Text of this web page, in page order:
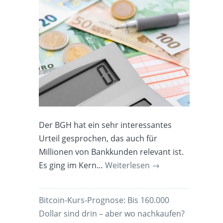
Der BGH hat ein sehr interessantes
Urteil gesprochen, das auch für
Millionen von Bankkunden relevant ist.
Es ging im Kern…Weiterlesen →
Bitcoin-Kurs-Prognose: Bis 160.000
Dollar sind drin – aber wo nachkaufen?